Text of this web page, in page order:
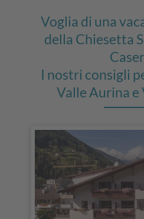
Voglia di una
della Chiesetta
I nostri consigli
Valle Aurina e